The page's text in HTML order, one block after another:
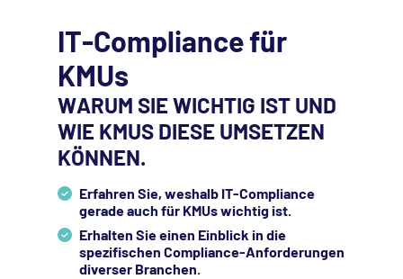
IT-Compliance für
KMUs
WARUM SIE WICHTIG IST UND
WIE KMUS DIESE UMSETZEN
KÖNNEN.
Erfahren Sie, weshalb IT-Compliance
gerade auch für KMUs wichtig ist.
Erhalten Sie einen Einblick in die
spezifischen Compliance-Anforderungen
diverser Branchen.